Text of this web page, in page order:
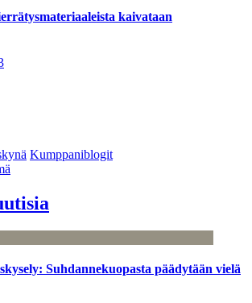
kaivataan
Kumppaniblogit
Suhdannekuopasta päädytään vielä